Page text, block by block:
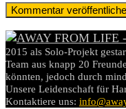
2015 als Solo-Projekt
Team aus knapp 20
könnten, jedoch durch
Unsere Leidenschaft für
Kontaktiere uns: